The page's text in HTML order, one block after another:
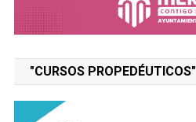
"CURSOS PROPEDÉUTICOS"